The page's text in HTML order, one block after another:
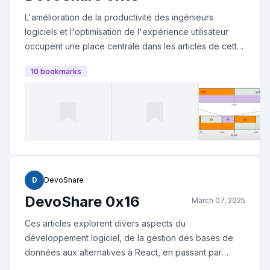
source, perturbant ainsi le travail des mainteneurs. Et
un petit bonus sur la déclaration d'impôts (c'est la
période).
L'amélioration de la productivité des ingénieurs
logiciels et l'optimisation de l'expérience utilisateur
occupent une place centrale dans les articles de cette
versions Node.js aux pratiques pour booster
l'efficacité personnelle, en passant par des réflexions
sur l'avenir des plateformes comme StackOverflow,
développement moderne, y compris l'UX, la
10 bookmarks
D DevoShare
DevoShare 0x16 March 07, 2025
Ces articles explorent divers aspects du
développement logiciel, de la gestion des bases de
données aux alternatives à React, en passant par